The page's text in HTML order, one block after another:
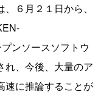
６月２１日から、
ンソースソフトウ
れ、今後、大量のア
速に推論することが